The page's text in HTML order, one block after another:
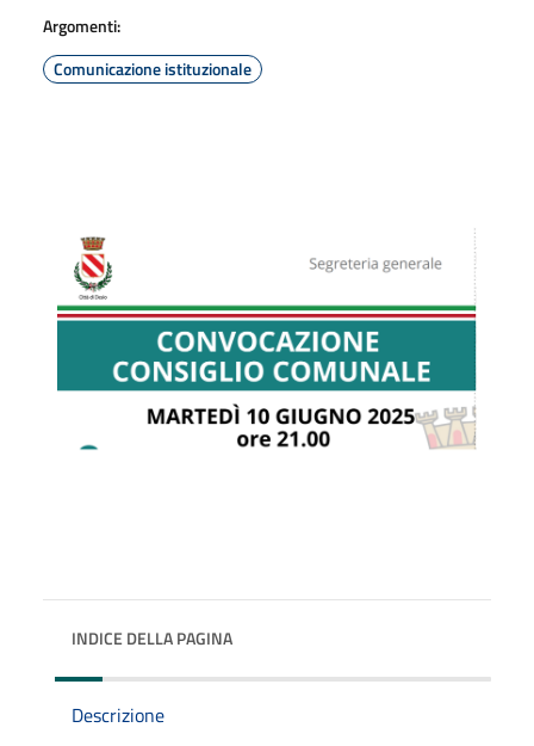
Argomenti:
Comunicazione istituzionale
INDICE DELLA PAGINA
Descrizione